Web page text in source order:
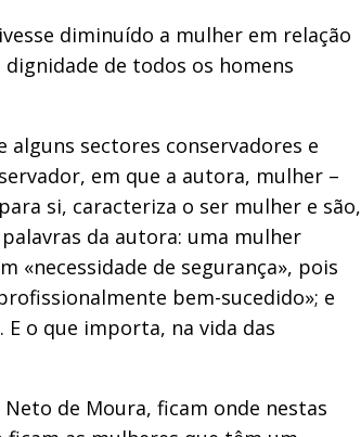
diminuído a mulher em relação
de todos os homens
sectores conservadores e
em que a autora, mulher –
si, caracteriza o ser mulher e são,
da autora: uma mulher
«necessidade de segurança», pois
bem-sucedido»; e
o que importa, na vida das
de Moura, ficam onde nestas